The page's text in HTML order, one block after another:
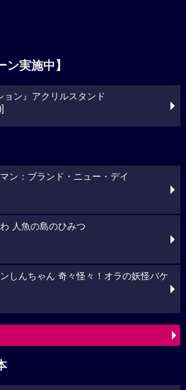
ン実施中】
ョン』アクリルスタンド
ン：ブランド・ニュー・デイ
人魚の島のひみつ
しんちゃん 奇々怪々！オラの妖怪バケ